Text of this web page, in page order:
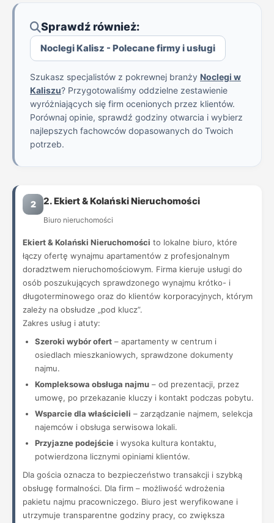
Sprawdź również:
Noclegi Kalisz - Polecane firmy i usługi
Szukasz specjalistów z pokrewnej branży Noclegi w
Kaliszu? Przygotowaliśmy oddzielne zestawienie
wyróżniających się firm ocenionych przez klientów.
Porównaj opinie, sprawdź godziny otwarcia i wybierz
najlepszych fachowców dopasowanych do Twoich
potrzeb.
2 2. Ekiert & Kolański Nieruchomości
Biuro nieruchomości
Ekiert & Kolański Nieruchomości to lokalne biuro, które
łączy ofertę wynajmu apartamentów z profesjonalnym
doradztwem nieruchomościowym. Firma kieruje usługi do
osób poszukujących sprawdzonego wynajmu krótko- i
długoterminowego oraz do klientów korporacyjnych, którym
zależy na obsłudze „pod klucz”.
Zakres usług i atuty:
Szeroki wybór ofert – apartamenty w centrum i
osiedlach mieszkaniowych, sprawdzone dokumenty
najmu.
Kompleksowa obsługa najmu – od prezentacji, przez
umowę, po przekazanie kluczy i kontakt podczas pobytu.
Wsparcie dla właścicieli – zarządzanie najmem, selekcja
najemców i obsługa serwisowa lokali.
Przyjazne podejście i wysoka kultura kontaktu,
potwierdzona licznymi opiniami klientów.
Dla gościa oznacza to bezpieczeństwo transakcji i szybką
obsługę formalności. Dla firm – możliwość wdrożenia
pakietu najmu pracowniczego. Biuro jest weryfikowane i
utrzymuje transparentne godziny pracy, co zwiększa